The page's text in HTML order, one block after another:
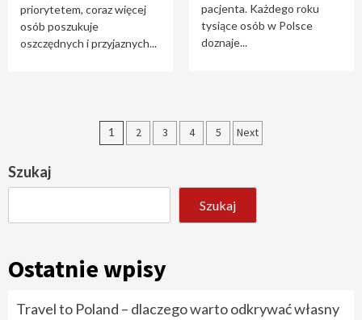
priorytetem, coraz więcej
osób poszukuje
oszczędnych i przyjaznych...
pacjenta. Każdego roku
tysiące osób w Polsce
doznaje...
Stronicowanie
1 2 3 4 5 Next
Szukaj
Szukaj
Ostatnie wpisy
Travel to Poland – dlaczego warto odkrywać własny